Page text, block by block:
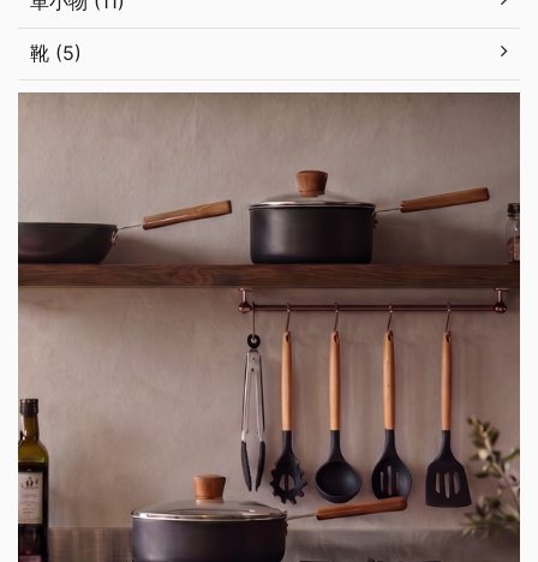
靴 (5)